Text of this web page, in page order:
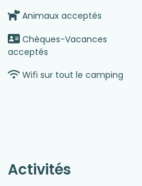
Animaux acceptés
Chèques-Vacances
acceptés
Wifi sur tout le camping
Activités